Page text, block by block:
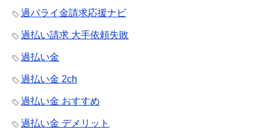
過バライ金請求応援ナビ
過払い請求 大手依頼失敗
過払い金
過払い金 2ch
過払い金 おすすめ
過払い金 デメリット